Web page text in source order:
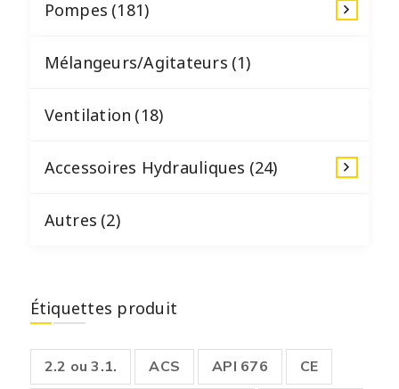
Pompes (181)
Mélangeurs/Agitateurs (1)
Ventilation (18)
Accessoires Hydrauliques (24)
Autres (2)
Étiquettes produit
2.2 ou 3.1. ACS API 676
CE